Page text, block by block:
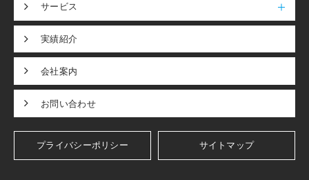
サービス
実績紹介
会社案内
お問い合わせ
プライバシーポリシー サイトマップ